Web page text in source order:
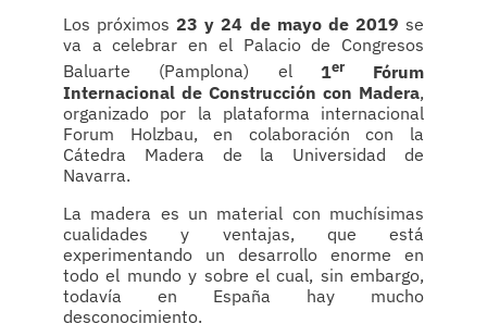
Los próximos23 y 24 de mayo de 2019 se
va a celebrar en el Palacio de Congresos
Baluarte (Pamplona) el 1erFórum
Internacional de Construcción con Madera,
organizado por la plataforma internacional
Forum Holzbau, en colaboración con la
Cátedra Madera de la Universidad de
Navarra.
La madera es un material con muchísimas
cualidades y ventajas, que está
experimentando un desarrollo enorme en
todo el mundo y sobre el cual, sin embargo,
todavía en España hay mucho
desconocimiento.